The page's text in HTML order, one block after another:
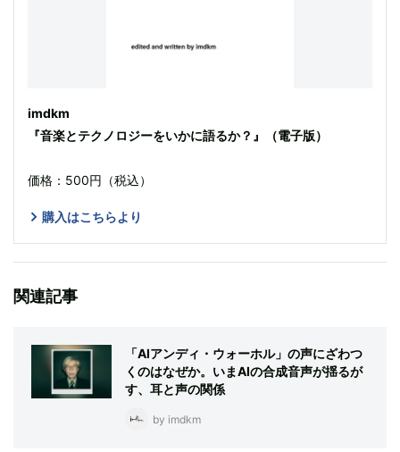
imdkm
『音楽とテクノロジーをいかに語るか？』（電子版）
価格：500円（税込）
購入はこちらより
関連記事
「AIアンディ・ウォーホル」の声にざわつ
くのはなぜか。いまAIの合成音声が揺るが
す、耳と声の関係
by imdkm